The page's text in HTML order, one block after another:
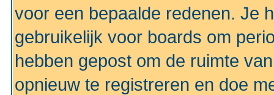
voor een bepaalde redenen. Je
gebruikelijk voor boards om
hebben gepost om de ruimte
opnieuw te registreren en doe